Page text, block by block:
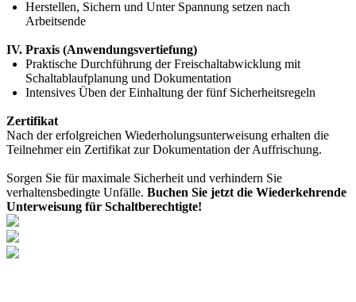
Herstellen, Sichern und Unter Spannung setzen nach
Arbeitsende
IV. Praxis (Anwendungsvertiefung)
Praktische Durchführung der Freischaltabwicklung mit
Schaltablaufplanung und Dokumentation
Intensives Üben der Einhaltung der fünf Sicherheitsregeln
Zertifikat
Nach der erfolgreichen Wiederholungsunterweisung erhalten die
Teilnehmer ein Zertifikat zur Dokumentation der Auffrischung.
Sorgen Sie für maximale Sicherheit und verhindern Sie
verhaltensbedingte Unfälle. Buchen Sie jetzt die Wiederkehrende
Unterweisung für Schaltberechtigte!